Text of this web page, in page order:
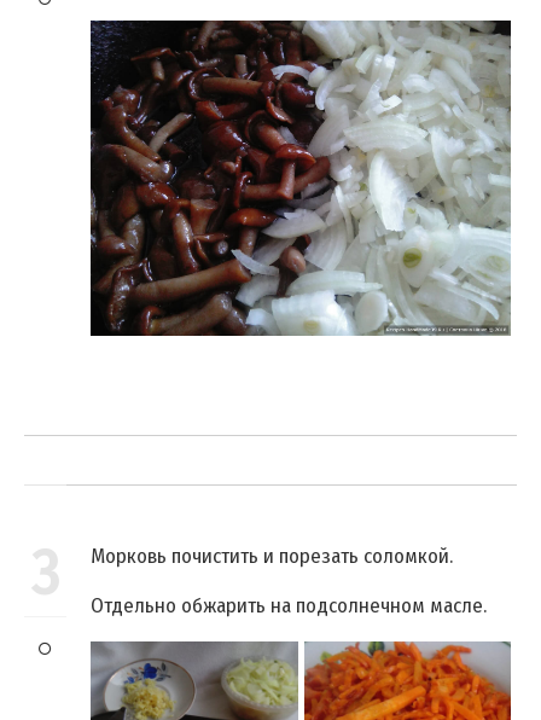
3
Морковь почистить и порезать соломкой.
Отдельно обжарить на подсолнечном масле.